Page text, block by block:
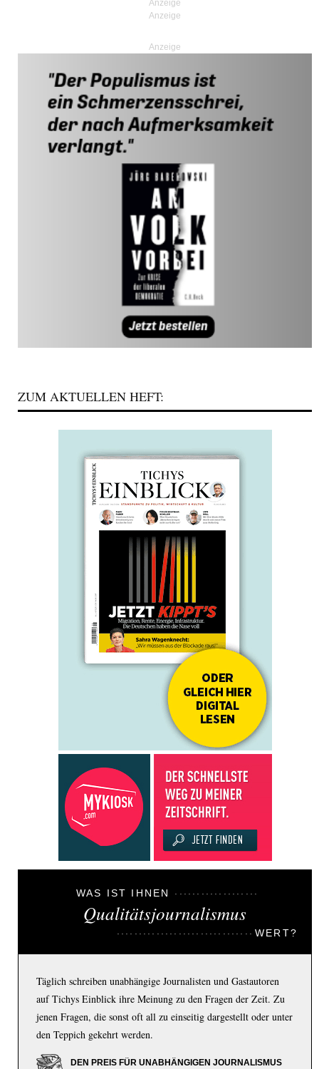
Anzeige
ZUM AKTUELLEN HEFT:
WAS IST IHNEN
Qualitätsjournalismus
WERT?
Täglich schreiben unabhängige Journalisten und Gastautoren
auf Tichys Einblick ihre Meinung zu den Fragen der Zeit. Zu
jenen Fragen, die sonst oft all zu einseitig dargestellt oder unter
den Teppich gekehrt werden.
DEN PREIS FÜR UNABHÄNGIGEN JOURNALISMUS